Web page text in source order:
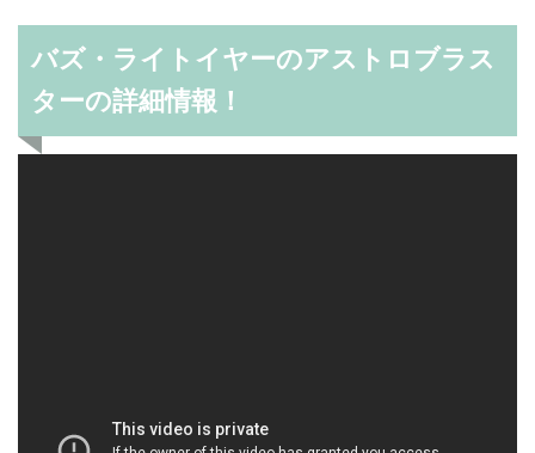
バズ・ライトイヤーのアストロブラス
ターの詳細情報！